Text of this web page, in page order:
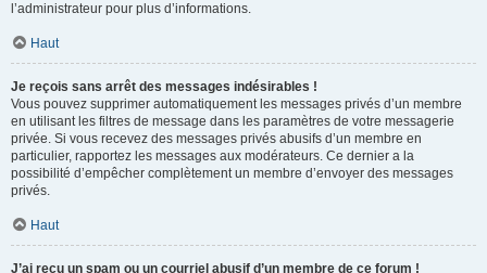
l’administrateur pour plus d’informations.
Haut
Je reçois sans arrêt des messages indésirables !
Vous pouvez supprimer automatiquement les messages privés d’un membre
en utilisant les filtres de message dans les paramètres de votre messagerie
privée. Si vous recevez des messages privés abusifs d’un membre en
particulier, rapportez les messages aux modérateurs. Ce dernier a la
possibilité d’empêcher complètement un membre d’envoyer des messages
privés.
Haut
J’ai reçu un spam ou un courriel abusif d’un membre de ce forum !